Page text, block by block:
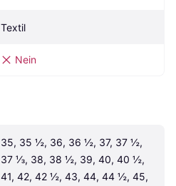
Textil
Nein
35, 35 ½, 36, 36 ½, 37, 37 ½,
37 ⅓, 38, 38 ½, 39, 40, 40 ½,
41, 42, 42 ½, 43, 44, 44 ½, 45,